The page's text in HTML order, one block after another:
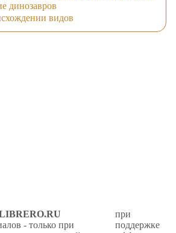
динозавров
видов
- только при
при
поддержке